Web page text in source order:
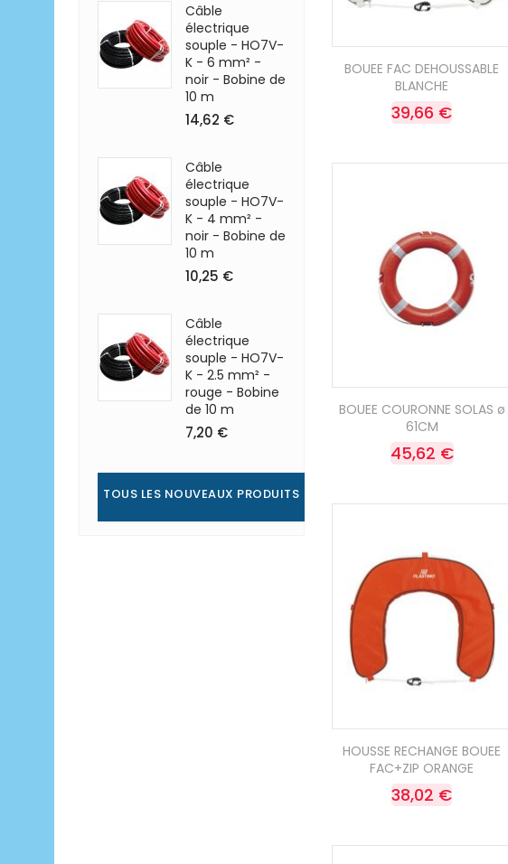
Câble
électrique
souple - HO7V-
K - 6 mm² -
noir - Bobine de
10 m
14,62 €
Câble
électrique
souple - HO7V-
K - 4 mm² -
noir - Bobine de
10 m
10,25 €
Câble
électrique
souple - HO7V-
K - 2.5 mm² -
rouge - Bobine
de 10 m
7,20 €
TOUS LES NOUVEAUX PRODUITS
BOUEE FAC DEHOUSSABLE
BLANCHE
39,66 €
BOUEE COURONNE SOLAS ø
61CM
45,62 €
HOUSSE RECHANGE BOUEE
FAC+ZIP ORANGE
38,02 €